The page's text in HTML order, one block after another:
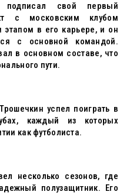
свой первый
с московским клубом
в его карьере, и он
с основной командой.
в основном составе, что
пути.
успел поиграть в
каждый из которых
как футболиста.
несколько сезонов, где
полузащитник. Его